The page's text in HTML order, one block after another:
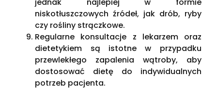
niskotłuszczowych źródeł, jak drób, ryby
czy rośliny strączkowe.
Regularne konsultacje z lekarzem oraz
dietetykiem są istotne w przypadku
przewlekłego zapalenia wątroby, aby
dostosować dietę do indywidualnych
potrzeb pacjenta.